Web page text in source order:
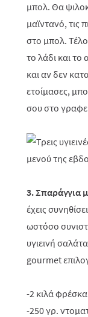
μπολ. Θα
μαϊντανό, τις
στο μπολ.
το λάδι και
και αν δεν
ετοίμασες,
σου στο
3. Σπαράγγια
έχεις
ωστόσο
υγιεινή
gourmet
-2 κιλά
-250 γρ.